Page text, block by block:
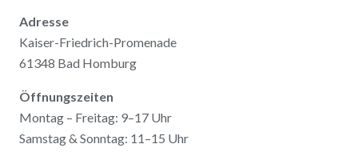
Adresse
Kaiser-Friedrich-Promenade
61348 Bad Homburg
Öffnungszeiten
Montag – Freitag: 9–17 Uhr
Samstag & Sonntag: 11–15 Uhr